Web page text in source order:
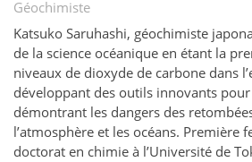
Géochimiste
Katsuko Saruhashi, géochimiste
de la science océanique en étant la
niveaux de dioxyde de carbone dans
développant des outils innovants pour
démontrant les dangers des
l’atmosphère et les océans. Première
doctorat en chimie à l’Université de